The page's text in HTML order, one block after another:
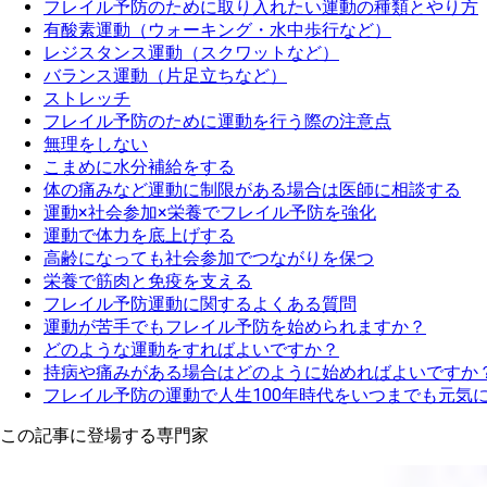
フレイル予防のために取り入れたい運動の種類とやり方
有酸素運動（ウォーキング・水中歩行など）
レジスタンス運動（スクワットなど）
バランス運動（片足立ちなど）
ストレッチ
フレイル予防のために運動を行う際の注意点
無理をしない
こまめに水分補給をする
体の痛みなど運動に制限がある場合は医師に相談する
運動×社会参加×栄養でフレイル予防を強化
運動で体力を底上げする
高齢になっても社会参加でつながりを保つ
栄養で筋肉と免疫を支える
フレイル予防運動に関するよくある質問
運動が苦手でもフレイル予防を始められますか？
どのような運動をすればよいですか？
持病や痛みがある場合はどのように始めればよいですか
フレイル予防の運動で人生100年時代をいつまでも元気
この記事に登場する専門家